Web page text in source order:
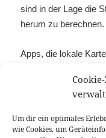
Um dir ein optimales
wie Cookies, um
sind in der Lage die
herum zu berechnen.
Apps, die lokale
Hier ist der Link zum